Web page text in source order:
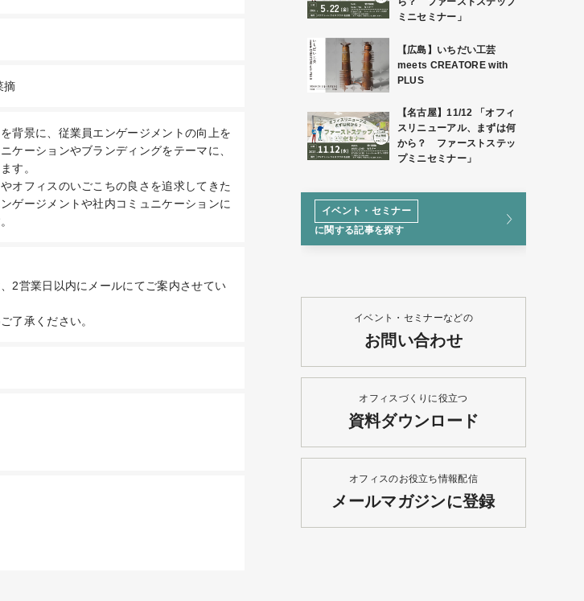
摘
背景に、従業員エンゲージメントの向上を
ケーションやブランディングをテーマに、
す。
オフィスのいごこちの良さを追求してきた
ゲージメントや社内コミュニケーションに
2営業日以内にメールにてご案内させてい
了承ください。
ミニセミナー」
【広島】いちだい工芸
meets CREATORE with
PLUS
【名古屋】11/12 「オフィ
スリニューアル、まずは何
から？ ファーストステッ
プミニセミナー」
イベント・セミナー
に関する記事を探す
イベント・セミナーなどの
お問い合わせ
オフィスづくりに役立つ
資料ダウンロード
オフィスのお役立ち情報配信
メールマガジンに登録